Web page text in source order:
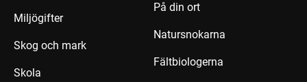
Miljögifter
Skog och mark
Skola
På din ort
Natursnokarna
Fältbiologerna